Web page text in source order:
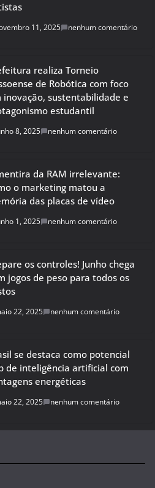
11, 2025 nenhum comentário
realiza Torneio
de Robótica com foco
inovação, sustentabilidade e
estudantil
8, 2025 nenhum comentário
da RAM irrelevante:
o marketing matou a
das placas de vídeo
1, 2025 nenhum comentário
os controles! Junho chega
jogos de peso para todos os
22, 2025 nenhum comentário
se destaca como potencial
de inteligência artificial com
energéticas
22, 2025 nenhum comentário